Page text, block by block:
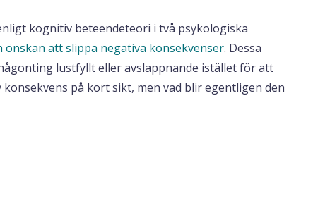
kognitiv beteendeteori i två psykologiska
att slippa negativa konsekvenser. Dessa
lustfyllt eller avslappnande istället för att
på kort sikt, men vad blir egentligen den